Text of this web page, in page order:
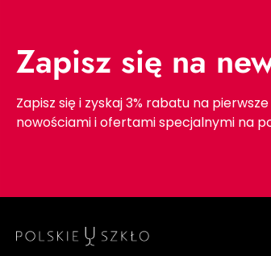
Zapisz się na
Zapisz się i zyskaj 3% rabatu na
nowościami i ofertami specjalnymi na